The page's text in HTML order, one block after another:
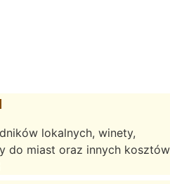
lokalnych, winety,
do miast oraz innych kosztów